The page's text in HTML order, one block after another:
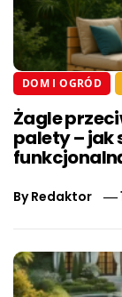
DOM I OGRÓD
Żagle
palety – jak
ByRedaktor